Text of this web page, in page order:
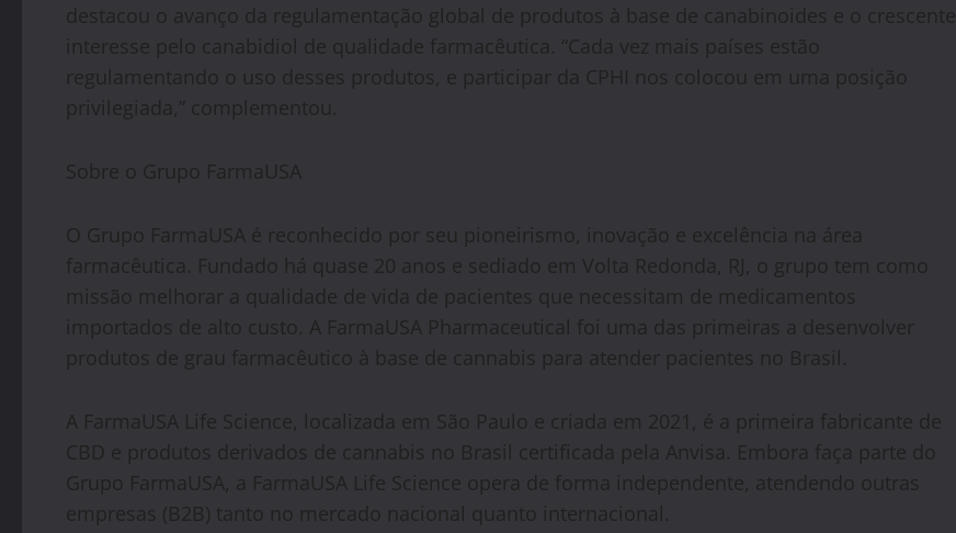
destacou o avanço da regulamentação global de produtos à base de canabinoides e o crescente
interesse pelo canabidiol de qualidade farmacêutica. “Cada vez mais países estão
regulamentando o uso desses produtos, e participar da CPHI nos colocou em uma posição
privilegiada,” complementou.
Sobre o Grupo FarmaUSA
O Grupo FarmaUSA é reconhecido por seu pioneirismo, inovação e excelência na área
farmacêutica. Fundado há quase 20 anos e sediado em Volta Redonda, RJ, o grupo tem como
missão melhorar a qualidade de vida de pacientes que necessitam de medicamentos
importados de alto custo. A FarmaUSA Pharmaceutical foi uma das primeiras a desenvolver
produtos de grau farmacêutico à base de cannabis para atender pacientes no Brasil.
A FarmaUSA Life Science, localizada em São Paulo e criada em 2021, é a primeira fabricante de
CBD e produtos derivados de cannabis no Brasil certificada pela Anvisa. Embora faça parte do
Grupo FarmaUSA, a FarmaUSA Life Science opera de forma independente, atendendo outras
empresas (B2B) tanto no mercado nacional quanto internacional.